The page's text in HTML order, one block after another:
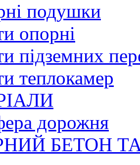
подушки
опорні
підземних
теплокамер
дорожня
БЕТОН